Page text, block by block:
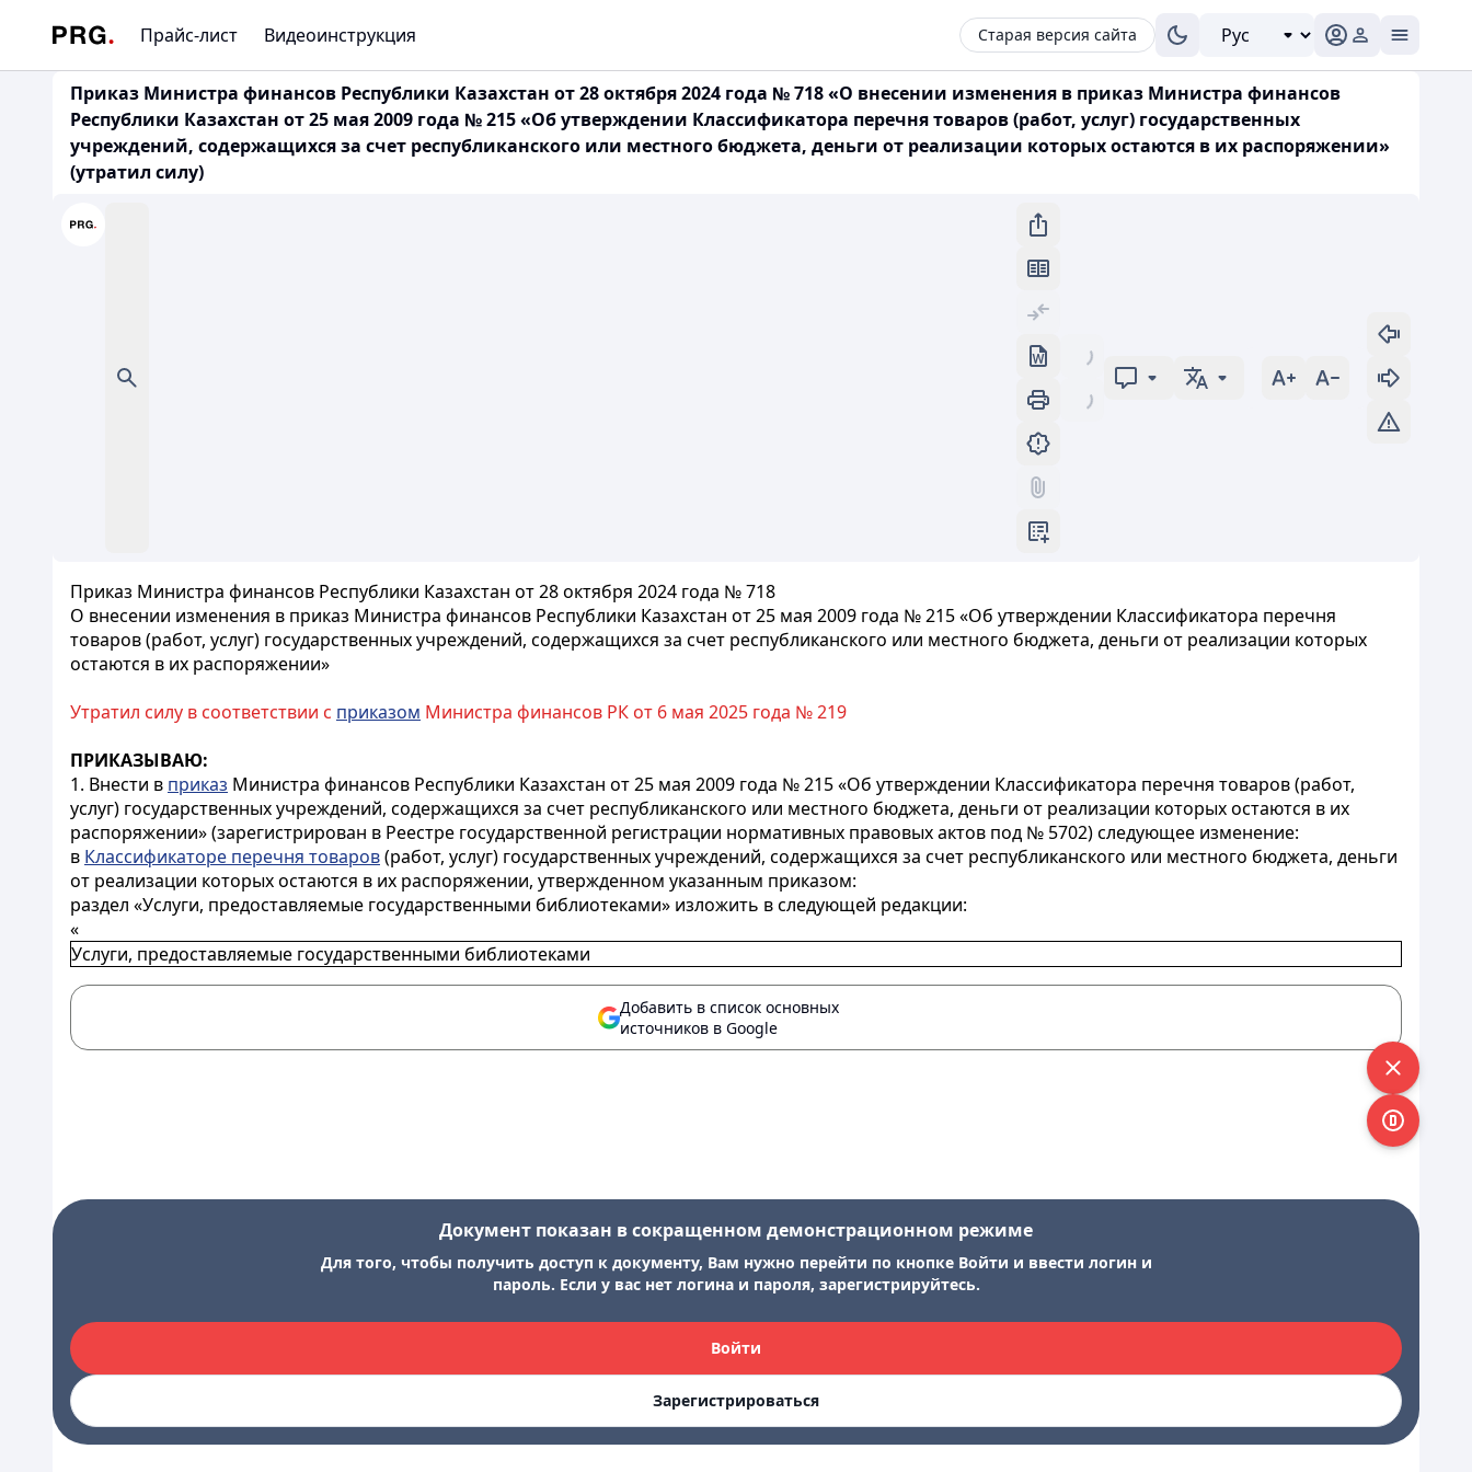
Прайс-лист Видеоинструкция Старая версия сайта
Приказ Министра финансов Республики Казахстан от 28 октября 2024 года № 718 «О внесении изменения в приказ Министра финансов
Республики Казахстан от 25 мая 2009 года № 215 «Об утверждении Классификатора перечня товаров (работ, услуг) государственных
учреждений, содержащихся за счет республиканского или местного бюджета, деньги от реализации которых остаются в их распоряжении»
(утратил силу)
Приказ Министра финансов Республики Казахстан от 28 октября 2024 года № 718
О внесении изменения в приказ Министра финансов Республики Казахстан от 25 мая 2009 года № 215 «Об утверждении Классификатора перечня
товаров (работ, услуг) государственных учреждений, содержащихся за счет республиканского или местного бюджета, деньги от реализации которых
остаются в их распоряжении»
Утратил силу в соответствии с приказом Министра финансов РК от 6 мая 2025 года № 219
ПРИКАЗЫВАЮ:
1. Внести в приказ Министра финансов Республики Казахстан от 25 мая 2009 года № 215 «Об утверждении Классификатора перечня товаров (работ,
услуг) государственных учреждений, содержащихся за счет республиканского или местного бюджета, деньги от реализации которых остаются в их
распоряжении» (зарегистрирован в Реестре государственной регистрации нормативных правовых актов под № 5702) следующее изменение:
в Классификаторе перечня товаров(работ, услуг) государственных учреждений, содержащихся за счет республиканского или местного бюджета, деньги
от реализации которых остаются в их распоряжении, утвержденном указанным приказом:
раздел «Услуги, предоставляемые государственными библиотеками» изложить в следующей редакции:
«
Услуги, предоставляемые государственными библиотеками
Добавить в список основных
источников в Google
Документ показан в сокращенном демонстрационном режиме
Для того, чтобы получить доступ к документу, Вам нужно перейти по кнопке Войти и ввести логин и
пароль. Если у вас нет логина и пароля, зарегистрируйтесь.
Войти
Зарегистрироваться